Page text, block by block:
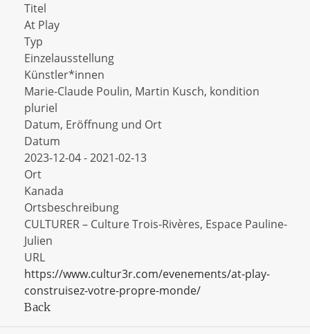
Titel
At Play
Typ
Einzelausstellung
Künstler*innen
Marie-Claude Poulin, Martin Kusch, kondition
pluriel
Datum, Eröffnung und Ort
Datum
2023-12-04 - 2021-02-13
Ort
Kanada
Ortsbeschreibung
CULTURER – Culture Trois-Rivères, Espace Pauline-
Julien
URL
https://www.cultur3r.com/evenements/at-play-
construisez-votre-propre-monde/
Back